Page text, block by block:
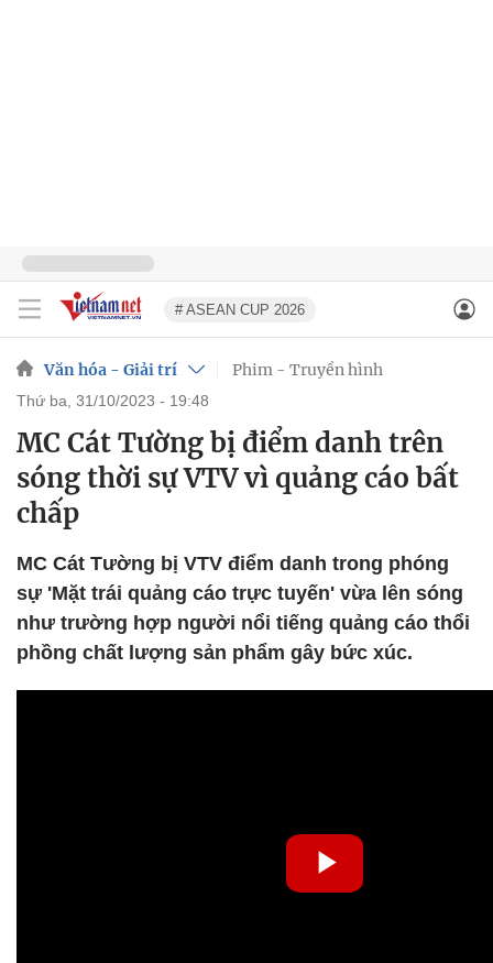
# ASEAN CUP 2026
Văn hóa - Giải trí Phim - Truyền hình
thứ ba, 31/10/2023 - 19:48
MC Cát Tường bị điểm danh trên
sóng thời sự VTV vì quảng cáo bất
chấp
MC Cát Tường bị VTV điểm danh trong phóng
sự 'Mặt trái quảng cáo trực tuyến' vừa lên sóng
như trường hợp người nổi tiếng quảng cáo thổi
phồng chất lượng sản phẩm gây bức xúc.